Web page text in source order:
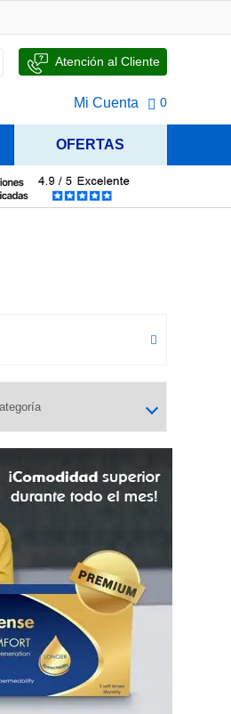
Atención al Cliente
Mi Cuenta 0
OFERTAS